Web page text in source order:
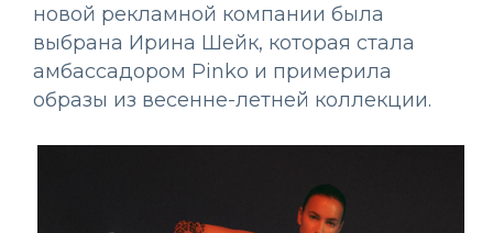
новой рекламной компании была
выбрана Ирина Шейк, которая стала
амбассадором Pinko и примерила
образы из весенне-летней коллекции.